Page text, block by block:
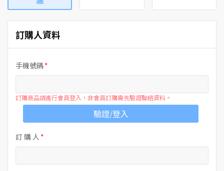
訂購人資料
手機號碼
訂購商品請進行會員登入，非會員訂購需先驗證聯絡資料。
驗證/登入
訂 購 人